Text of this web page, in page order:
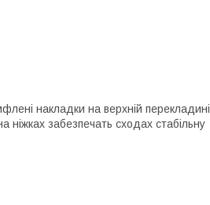
накладки на верхній перекладині
ніжках забезпечать сходах стабільну